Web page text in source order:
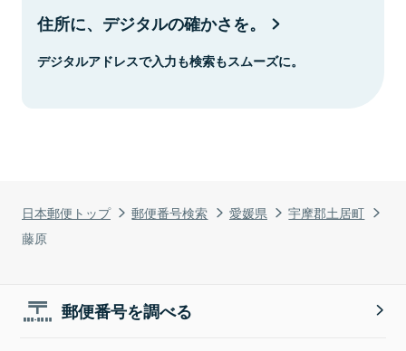
日本郵便トップ 郵便番号検索 愛媛県
宇摩郡土居町
藤原
住所に、デジタルの確かさを。
デジタルアドレスで入力も検索もスムーズに。
郵便番号を調べる